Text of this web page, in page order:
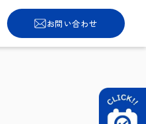
お問い合わせ